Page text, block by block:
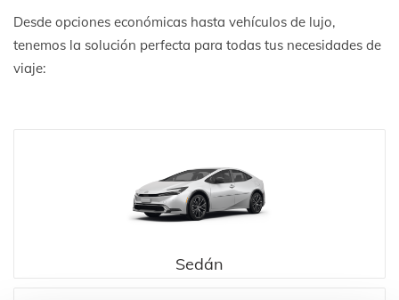
Desde opciones económicas hasta vehículos de lujo,
tenemos la solución perfecta para todas tus necesidades de
viaje:
Sedán